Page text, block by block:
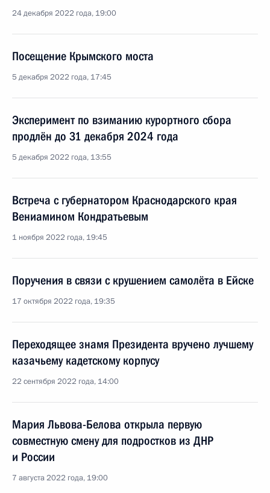
24 декабря 2022 года, 19:00
Посещение Крымского моста
5 декабря 2022 года, 17:45
Эксперимент по взиманию курортного сбора
продлён до 31 декабря 2024 года
5 декабря 2022 года, 13:55
Встреча с губернатором Краснодарского края
Вениамином Кондратьевым
1 ноября 2022 года, 19:45
Поручения в связи с крушением самолёта в Ейске
17 октября 2022 года, 19:35
Переходящее знамя Президента вручено лучшему
казачьему кадетскому корпусу
22 сентября 2022 года, 14:00
Мария Львова-Белова открыла первую
совместную смену для подростков из ДНР
и России
7 августа 2022 года, 19:00